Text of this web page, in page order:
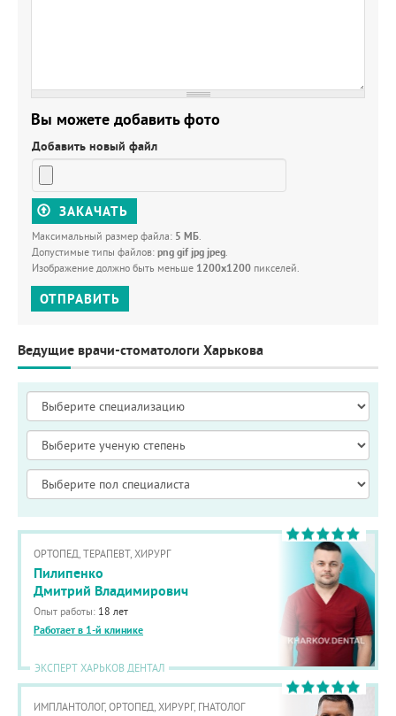
Вы можете добавить фото
Добавить новый файл
ЗАКАЧАТЬ
Максимальный размер файла: 5 МБ.
Допустимые типы файлов: png gif jpg jpeg.
Изображение должно быть меньше 1200x1200 пикселей.
ОТПРАВИТЬ
Ведущие врачи-стоматологи Харькова
ОРТОПЕД, ТЕРАПЕВТ, ХИРУРГ
Пилипенко
Дмитрий Владимирович
Опыт работы: 18 лет
Работает в 1-й клинике
ЭКСПЕРТ ХАРЬКОВ ДЕНТАЛ
ИМПЛАНТОЛОГ, ОРТОПЕД, ХИРУРГ, ГНАТОЛОГ